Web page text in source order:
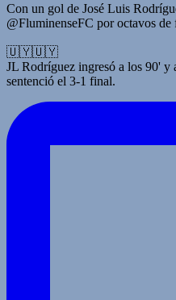
Con un gol de José Luis
@FluminenseFC por octavos
🇺🇾🇺🇾
JL Rodríguez ingresó a los 90' y
sentenció el 3-1 final.